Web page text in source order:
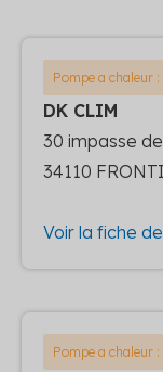
Pompe a chaleur
DK CLIM
30 impasse
34110
Voir la fiche
Pompe a chaleur